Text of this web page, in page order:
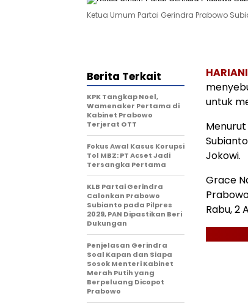
Ketua Umum Partai Gerindra Prabowo
untuk
Jokowi.
Grace
Rabu, 2
Berita Terkait
KPK Tangkap Noel,
Wamenaker Pertama di
Kabinet Prabowo
Terjerat OTT
Fokus Awal Kasus Korupsi
Tol MBZ: PT Acset Jadi
Tersangka Pertama
KLB Partai Gerindra
Calonkan Prabowo
Subianto pada Pilpres
2029, PAN Dipastikan Beri
Dukungan
Penjelasan Gerindra
Soal Kapan dan Siapa
Sosok Menteri Kabinet
Merah Putih yang
Berpeluang Dicopot
Prabowo